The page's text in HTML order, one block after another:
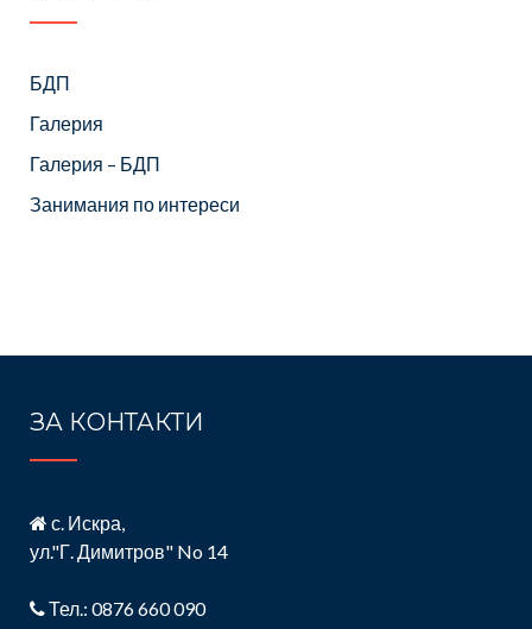
БДП
Галерия
Галерия – БДП
Занимания по интереси
ЗА КОНТАКТИ
с. Искра,
ул."Г. Димитров" No 14
Тел.: 0876 660 090